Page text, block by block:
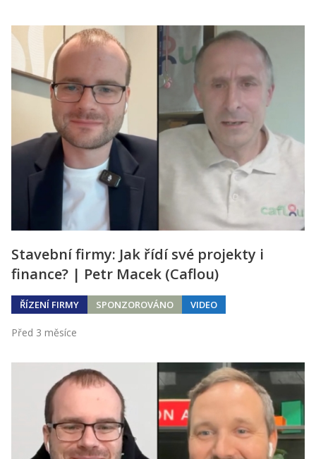
Stavební firmy: Jak řídí své projekty i
finance? | Petr Macek (Caflou)
ŘÍZENÍ FIRMY SPONZOROVÁNO VIDEO
Před 3 měsíce